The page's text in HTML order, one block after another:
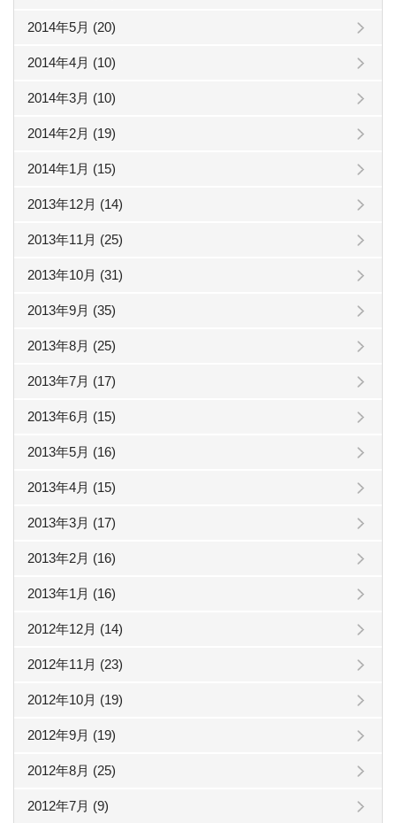
2014年5月 (20)
2014年4月 (10)
2014年3月 (10)
2014年2月 (19)
2014年1月 (15)
2013年12月 (14)
2013年11月 (25)
2013年10月 (31)
2013年9月 (35)
2013年8月 (25)
2013年7月 (17)
2013年6月 (15)
2013年5月 (16)
2013年4月 (15)
2013年3月 (17)
2013年2月 (16)
2013年1月 (16)
2012年12月 (14)
2012年11月 (23)
2012年10月 (19)
2012年9月 (19)
2012年8月 (25)
2012年7月 (9)